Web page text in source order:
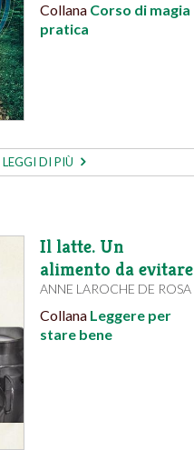
Collana Corso di magia
pratica
LEGGI DI PIÙ
Il latte. Un
alimento da evitare
ANNE LAROCHE DE ROSA
Collana Leggere per
stare bene